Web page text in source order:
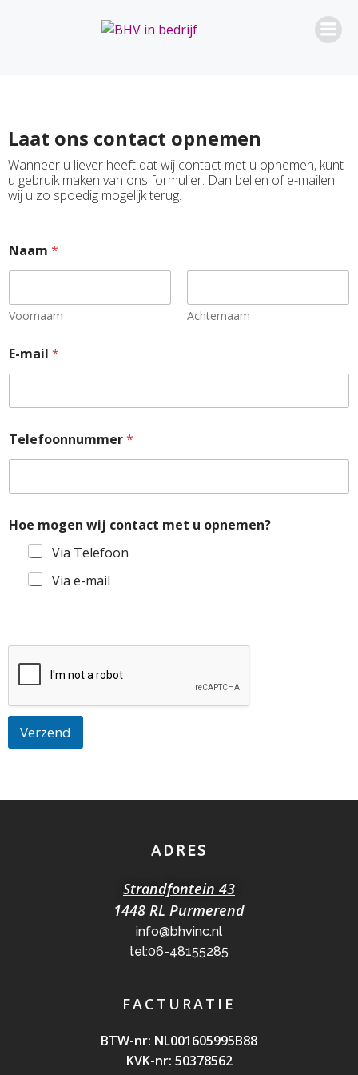
Laat ons contact opnemen
Wanneer u liever heeft dat wij contact met u opnemen, kunt
u gebruik maken van ons formulier. Dan bellen of e-mailen
wij u zo spoedig mogelijk terug.
Naam *
Voornaam Achternaam
E-mail *
Telefoonnummer*
Hoe mogen wij contact met u opnemen?
Via Telefoon
Via e-mail
Verzend
ADRES
Strandfontein 43
1448 RL Purmerend
info@bhvinc.nl
tel:06-48155285
FACTURATIE
BTW-nr: NL001605995B88
KVK-nr: 50378562